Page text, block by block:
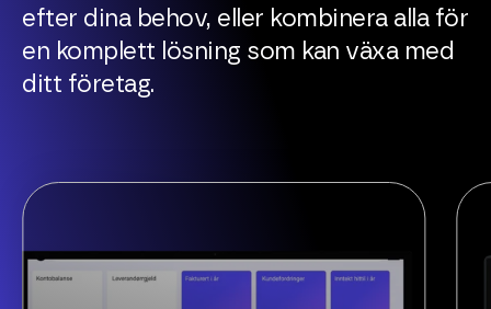
efter dina behov, eller kombinera alla för
en komplett lösning som kan växa med
ditt företag.